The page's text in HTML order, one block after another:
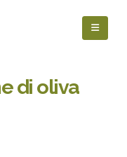
di oliva